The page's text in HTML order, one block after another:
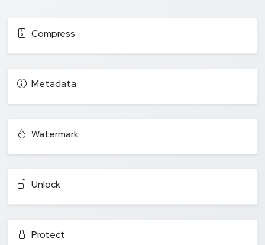
Compress
Metadata
Watermark
Unlock
Protect